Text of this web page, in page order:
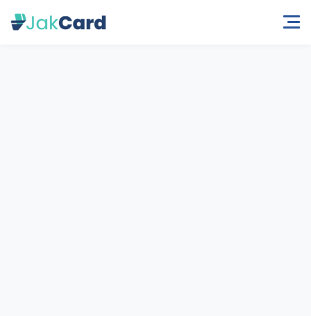
Beranda Kategori